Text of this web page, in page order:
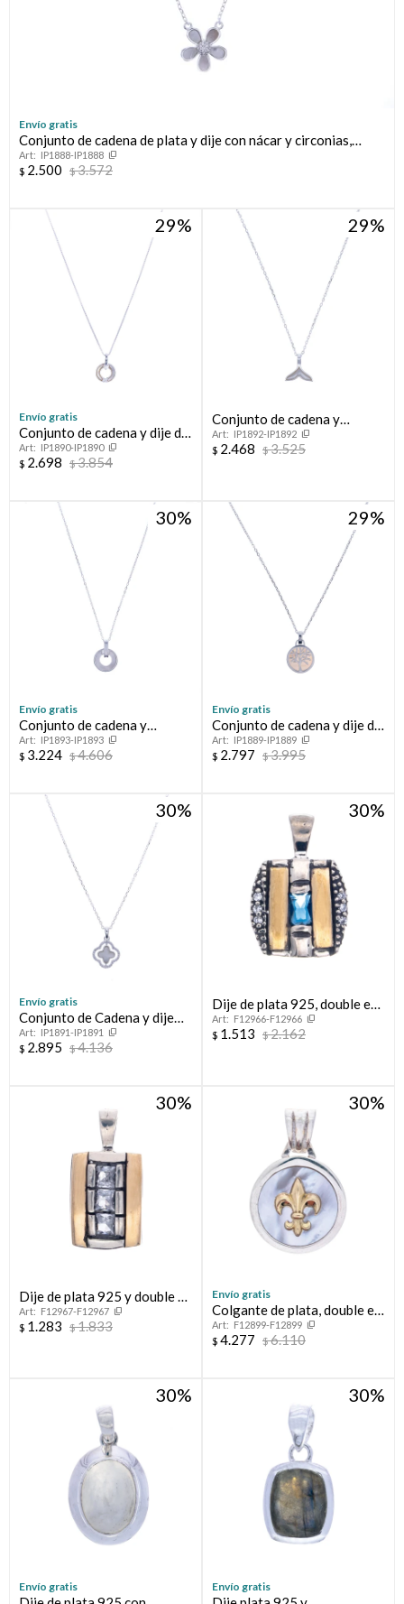
Envío gratis
Conjunto de cadena de plata y dije con nácar y circonias,
TRÉBOL.
IP1888-IP1888
$ 2.500 $3.572
29
Envío gratis
Conjunto de cadena y dije de
plata 925 con nácar y
circonia.
IP1890-IP1890
$ 2.698 $3.854
29
Conjunto de cadena y
colgante de plata 925, COLA
DE BALLENA.
IP1892-IP1892
$ 2.468 $3.525
30
Envío gratis
Conjunto de cadena y
colgante de plata 925 con
nácar.
IP1893-IP1893
$ 3.224 $4.606
29
Envío gratis
Conjunto de cadena y dije de
plata 925 con nácar, ARBOL
DE LA VIDA
IP1889-IP1889
$ 2.797 $3.995
30
Envío gratis
Conjunto de Cadena y dije
con circonia FLOR
IP1891-IP1891
$ 2.895 $4.136
30
Dije de plata 925, double en
oro 18 ktes y circonias.
F12966-F12966
$ 1.513 $2.162
30
Dije de plata 925 y double en
oro 18 ktes con circonias
F12967-F12967
$ 1.283 $1.833
30
Envío gratis
Colgante de plata, double en
oro 18 ktes y nácar, FLOR
DE LIS
F12899-F12899
$ 4.277 $6.110
30
Envío gratis
30
Envío gratis